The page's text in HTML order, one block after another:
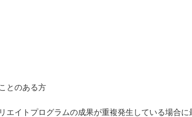
とのある方
エイトプログラムの成果が重複発生している場合